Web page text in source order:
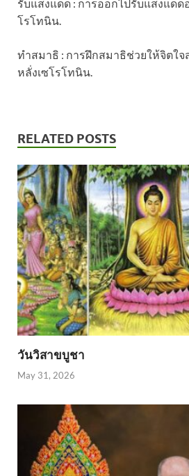
รับแสงแดด : การออกไปรับแสงแดด
โรโทนิน.
ทำสมาธิ : การฝึกสมาธิช่วยให้จิตใจ
หลั่งเซโรโทนิน.
RELATED POSTS
วันวิสาขบูชา
May 31, 2026